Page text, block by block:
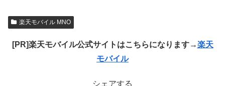
楽天モバイル MNO
[PR]楽天モバイル公式サイトはこちらになります→楽天
モバイル
シェアする